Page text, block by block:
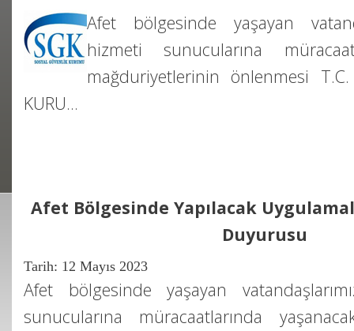
Afet bölgesinde yaşayan
hizmeti sunucularına
mağduriyetlerinin önlenmesi T.C.
KURU…
Afet Bölgesinde Yapılacak
Duyurusu
Tarih: 12 Mayıs 2023
Afet bölgesinde yaşayan
sunucularına müracaatlarında